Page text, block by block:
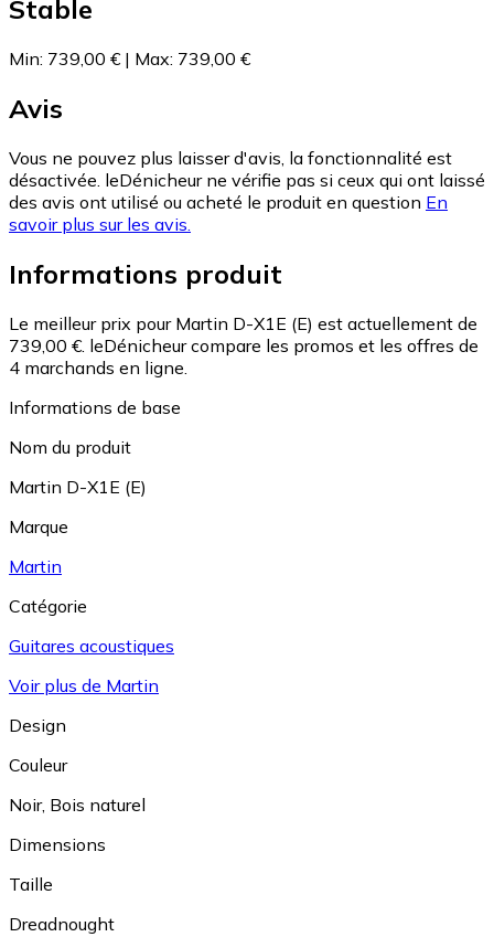
Stable
Min: 739,00 € | Max: 739,00 €
Avis
Vous ne pouvez plus laisser d'avis, la fonctionnalité est
désactivée. leDénicheur ne vérifie pas si ceux qui ont laissé
des avis ont utilisé ou acheté le produit en question En
savoir plus sur les avis.
Informations produit
Le meilleur prix pour Martin D-X1E (E) est actuellement de
739,00 €. leDénicheur compare les promos et les offres de
4 marchands en ligne.
Informations de base
Nom du produit
Martin D-X1E (E)
Marque
Martin
Catégorie
Guitares acoustiques
Voir plus de Martin
Design
Couleur
Noir, Bois naturel
Dimensions
Taille
Dreadnought